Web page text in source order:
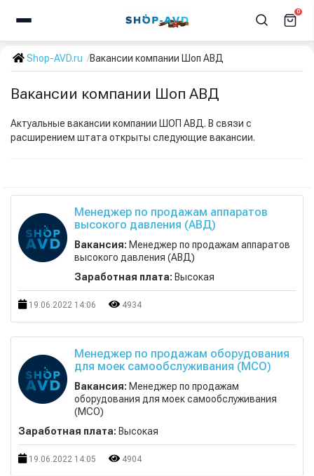
0
Shop-AVD.ru Вакансии компании Шоп АВД
Вакансии компании Шоп АВД
Актуальные вакансии компании ШОП АВД. В связи с
расширением штата открыты следующие вакансии.
Менеджер по продажам аппаратов
высокого давления (АВД)
Вакансия: Менеджер по продажам аппаратов
высокого давления (АВД)
Заработная плата: Высокая
19.06.2022 14:06 4934
Менеджер по продажам оборудования
для моек самообслуживания (МСО)
Вакансия: Менеджер по продажам
оборудования для моек самообслуживания
(МСО)
Заработная плата: Высокая
19.06.2022 14:05 4904